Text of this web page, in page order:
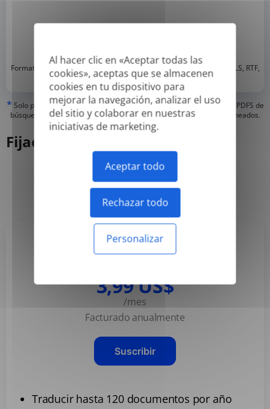
Al hacer clic en «Aceptar todas las
cookies», aceptas que se almacenen
cookies en tu dispositivo para
mejorar la navegación, analizar el uso
del sitio y colaborar en nuestras
iniciativas de marketing.
Aceptar todo
Rechazar todo
Personalizar
Formatos compatibles: DOC, DOCX, ODT, PDF *, CSV, PPTX, XLSX, XLS, RTF,
TXT
* Solo podemos traducir pdfs 'verdaderos' o creados digitalmente y PDFS de
búsqueda, pero no podemos traducir PDFS 'solo de imagen' o escaneados.
Fijación de precios
Mensual Anual
Basic
3,99 US$
/mes
Facturado anualmente
Suscribir
Traducir hasta 120 documentos por año